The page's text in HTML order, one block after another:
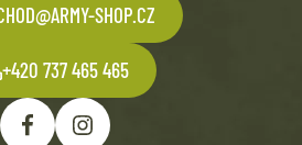
SHOP.CZ
+420 737 465 465